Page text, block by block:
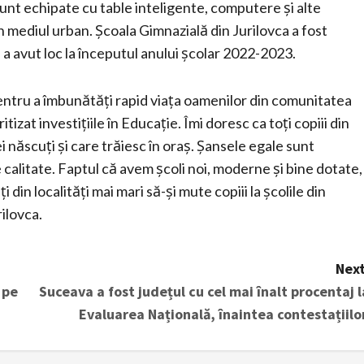
echipate cu table inteligente, computere și alte
urban. Școala Gimnazială din Jurilovca a fost
avut loc la începutul anului școlar 2022-2023.
a îmbunătăți rapid viața oamenilor din comunitatea
investițiile în Educație. Îmi doresc ca toți copiii din
născuți și care trăiesc în oraș. Șansele egale sunt
Faptul că avem școli noi, moderne și bine dotate,
localități mai mari să-și mute copiii la școlile din
Suceava a fost județul cu cel mai înalt procentaj
Evaluarea Națională, înaintea